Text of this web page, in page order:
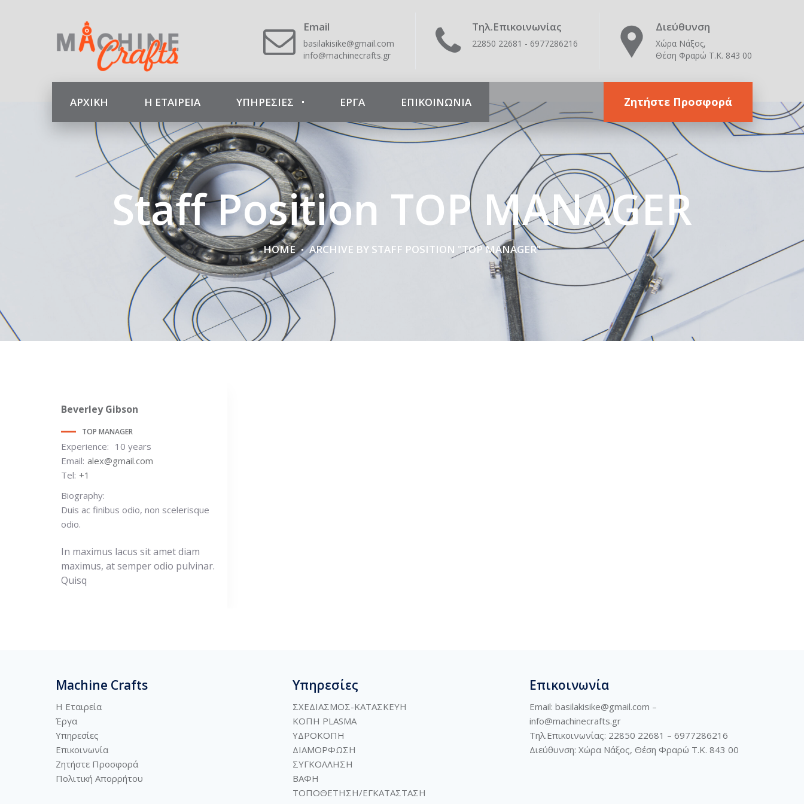
Email
basilakisike@gmail.com
info@machinecrafts.gr
Τηλ.Επικοινωνίας
22850 22681 - 6977286216
Διεύθυνση
Χώρα Νάξος,
Θέση Φραρώ Τ.Κ. 843 00
ΑΡΧΙΚΉ Η ΕΤΑΙΡΕΊΑ ΥΠΗΡΕΣΙΕΣ ΕΡΓΑ ΕΠΙΚΟΙΝΩΝΊΑ Ζητήστε Προσφορά
Staff Position TOP MANAGER
HOME ARCHIVE BY STAFF POSITION "TOP MANAGER"
BeverleyGibson
TOP MANAGER
Experience: 10 years
Email: alex@gmail.com
Tel: +1
Biography:
Duis ac finibus odio, non scelerisque
odio.
In maximus lacus sit amet diam
maximus, at semper odio pulvinar.
Quisq
Machine Crafts
Η Εταιρεία
Έργα
Υπηρεσίες
Επικοινωνία
Ζητήστε Προσφορά
Πολιτική Απορρήτου
Υπηρεσίες
ΣΧΕΔΙΑΣΜΟΣ-ΚΑΤΑΣΚΕΥΗ
ΚΟΠΗ PLASMA
ΥΔΡΟΚΟΠΗ
ΔΙΑΜΟΡΦΩΣΗ
ΣΥΓΚΟΛΛΗΣΗ
ΒΑΦΗ
ΤΟΠΟΘΕΤΗΣΗ/ΕΓΚΑΤΑΣΤΑΣΗ
Επικοινωνία
Email: basilakisike@gmail.com –
info@machinecrafts.gr
Τηλ.Επικοινωνίας: 22850 22681 – 6977286216
Διεύθυνση: Χώρα Νάξος, Θέση Φραρώ Τ.Κ. 843 00